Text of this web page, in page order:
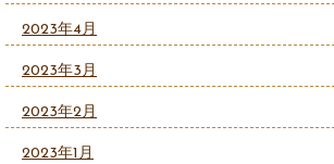
2023年4月
2023年3月
2023年2月
2023年1月